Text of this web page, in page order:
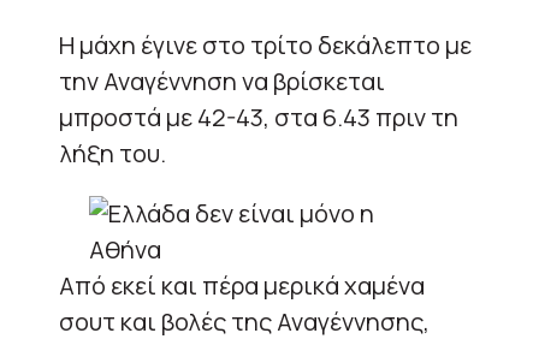
Η μάχη έγινε στο τρίτο δεκάλεπτο με
την Αναγέννηση να βρίσκεται
μπροστά με 42-43, στα 6.43 πριν τη
λήξη του.
Από εκεί και πέρα μερικά χαμένα
σουτ και βολές της Αναγέννησης,